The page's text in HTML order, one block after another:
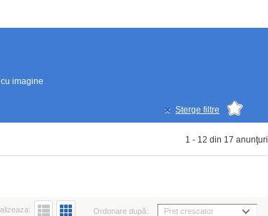
imagine
Sterge filtre
1 - 12 din 17 anunţuri
Ordonare după: Pret crescator